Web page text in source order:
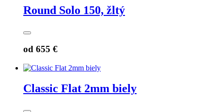
Round Solo 150, žltý
od 655 €
Classic Flat 2mm biely